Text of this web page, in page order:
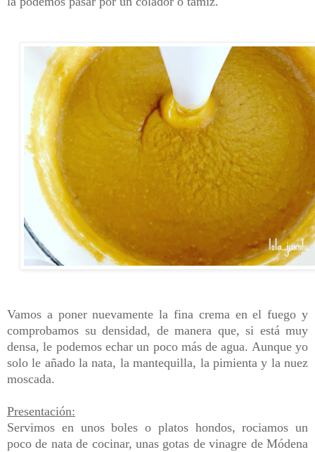
Vamos a poner nuevamente la fina crema en el fuego y
comprobamos su densidad, de manera que, si está muy
densa, le podemos echar un poco más de agua. Aunque yo
solo le añado la nata, la mantequilla, la pimienta y la nuez
moscada.
Presentación:
Servimos en unos boles o platos hondos, rociamos un
poco de nata de cocinar, unas gotas de vinagre de Módena